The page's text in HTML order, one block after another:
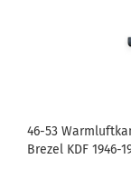
46-53
Brezel KDF 1946-